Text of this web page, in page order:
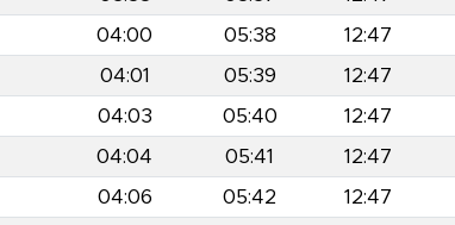
04:00 05:38 12:47
04:01 05:39 12:47
04:03 05:40 12:47
04:04 05:41 12:47
04:06 05:42 12:47